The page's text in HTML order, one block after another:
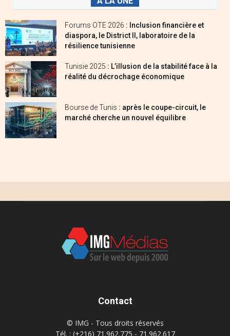
Forums OTE 2026 : Inclusion financière et
diaspora, le District II, laboratoire de la
résilience tunisienne
Tunisie 2025 : L’illusion de la stabilité face à la
réalité du décrochage économique
Bourse de Tunis : après le coupe-circuit, le
marché cherche un nouvel équilibre
Contact
© IMG - Tous droits réservés
Tél. : (+216) 71.962.775 - 71.962.617